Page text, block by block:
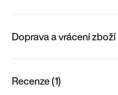
Doprava a vrácení zboží
Recenze (1)